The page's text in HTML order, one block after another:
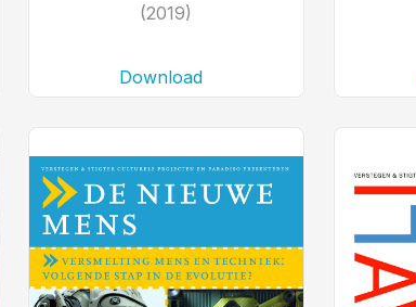
(2019)
Download